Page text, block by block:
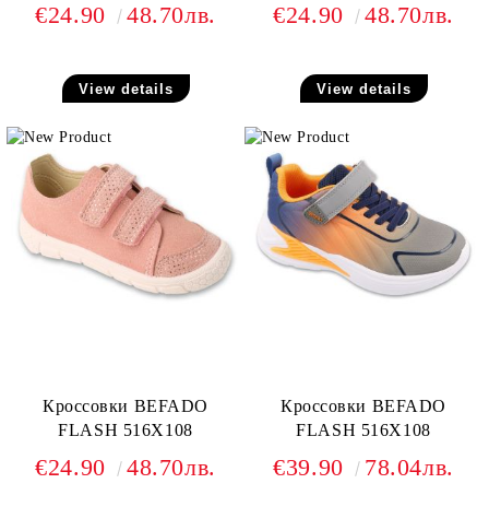
€24.90 48.70лв.
View details
€24.90 48.70лв.
View details
Кроссовки BEFADO
FLASH 516X108
€24.90 48.70лв.
Кроссовки BEFADO
FLASH 516X108
€39.90 78.04лв.